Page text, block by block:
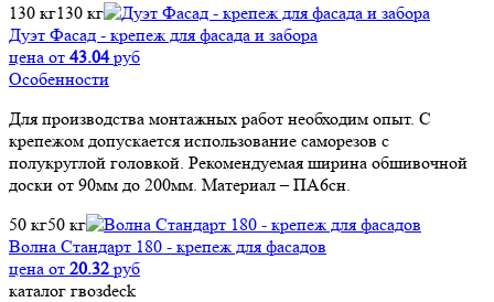
130 кг130 кг
Дуэт Фасад - крепеж для фасада и забора
цена от 43.04руб
Особенности
Для производства монтажных работ необходим опыт. С
крепежом допускается использование саморезов с
полукруглой головкой. Рекомендуемая ширина обшивочной
доски от 90мм до 200мм. Материал – ПА6сн.
50 кг50 кг
Волна Стандарт 180 - крепеж для фасадов
цена от 20.32 руб
каталог гвозdeck